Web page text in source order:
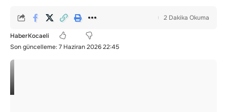
Son güncelleme: 7 Haziran 2026 22:45
HaberKocaeli
2 Dakika Okuma